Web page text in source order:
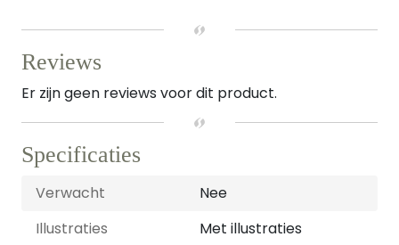
Reviews
Er zijn geen reviews voor dit product.
Specificaties
Verwacht
Nee
Illustraties
Met illustraties